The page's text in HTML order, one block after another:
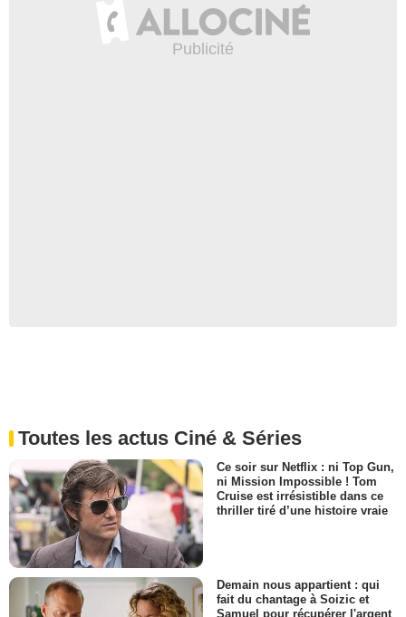
Toutes les actus Ciné & Séries
Ce soir sur Netflix : ni Top Gun,
ni Mission Impossible ! Tom
Cruise est irrésistible dans ce
thriller tiré d’une histoire vraie
Demain nous appartient : qui
fait du chantage à Soizic et
Samuel pour récupérer l'argent